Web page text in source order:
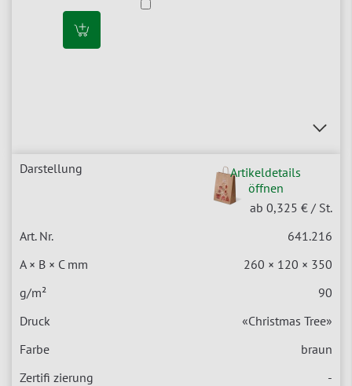
Artikeldetails
öffnen
ab 0,325 € / St.
641.216
260 × 120 × 350
90
«Christmas Tree»
braun
-